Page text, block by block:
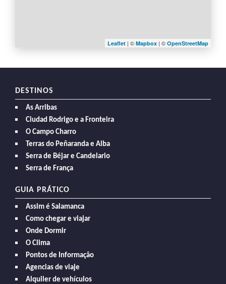
Leaflet | © Mapbox | © OpenStreetMap
DESTINOS
As Arribas
Ciudad Rodrigo e a Fronteira
O Campo Charro
Terras do Peñaranda e Alba
Serra de Béjar e Candelario
Serra de França
GUIA PRÁTICO
Assim é Salamanca
Como chegar e viajar
Onde Dormir
O Clima
Pontos de Informação
Agencias de viaje
Alquiler de vehículos